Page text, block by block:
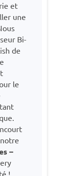
et
une
Bi-
de
le
–
!